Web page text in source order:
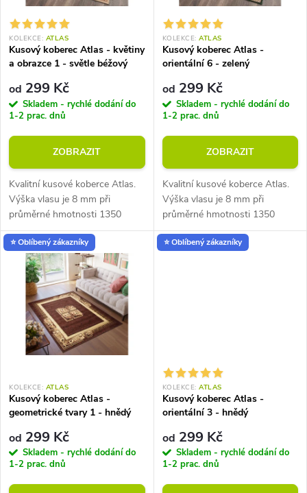
í
p
r
o
d
u
k
t
s
p
r
o
d
u
k
KOLEKCE: ATLAS
Kusový koberec Atlas - květiny
a obrazce 1 - světle béžový
od 299 Kč
Skladem - rychlé dodání do
1-2 prac. dnů
ZOBRAZIT
Kvalitní kusové koberce Atlas.
Výška vlasu je 8 mm při
průměrné hmotnosti 1350
g/m2. Vhodné do místností s
podlahovým vytápěním.
KOLEKCE: ATLAS
Kusový koberec Atlas -
orientální 6 - zelený
od 299 Kč
Skladem - rychlé dodání do
1-2 prac. dnů
ZOBRAZIT
Kvalitní kusové koberce Atlas.
Výška vlasu je 8 mm při
průměrné hmotnosti 1350
g/m2. Vhodné do místností s
podlahovým vytápěním.
⭐ Oblíbený zákazníky
KOLEKCE: ATLAS
Kusový koberec Atlas -
geometrické tvary 1 - hnědý
od 299 Kč
Skladem - rychlé dodání do
1-2 prac. dnů
⭐ Oblíbený zákazníky
KOLEKCE: ATLAS
Kusový koberec Atlas -
orientální 3 - hnědý
od 299 Kč
Skladem - rychlé dodání do
1-2 prac. dnů